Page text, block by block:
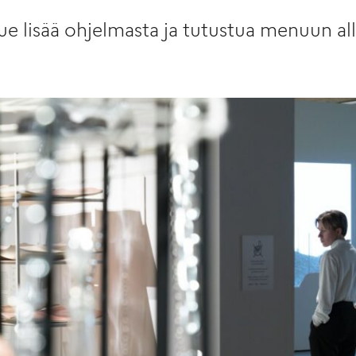
lisää ohjelmasta ja tutustua menuun